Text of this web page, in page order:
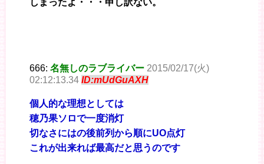
しまったよ・・・申し訳ない。
666: 名無しのラブライバー 2015/02/17(火)
02:12:13.34 ID:mUdGuAXH
個人的な理想としては
穂乃果ソロで一度消灯
切なさにはの後前列から順にUO点灯
これが出来れば最高だと思うのです